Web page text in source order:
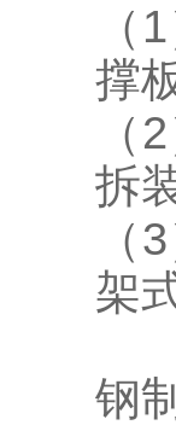
撑
拆
架
钢